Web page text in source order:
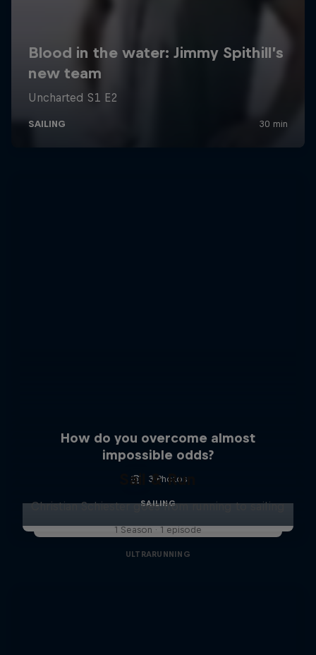
How do you overcome almost
impossible odds?
3 Photos
SAILING
Sail & Run
Christian Schiester goes from running to sailing
1 Season · 1 episode
ULTRARUNNING